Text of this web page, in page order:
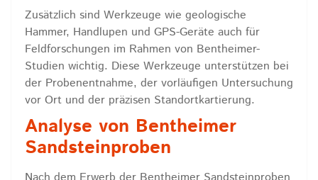
Zusätzlich sind Werkzeuge wie geologische
Hammer, Handlupen und GPS-Geräte auch für
Feldforschungen im Rahmen von Bentheimer-
Studien wichtig. Diese Werkzeuge unterstützen bei
der Probenentnahme, der vorläufigen Untersuchung
vor Ort und der präzisen Standortkartierung.
Analyse von Bentheimer
Sandsteinproben